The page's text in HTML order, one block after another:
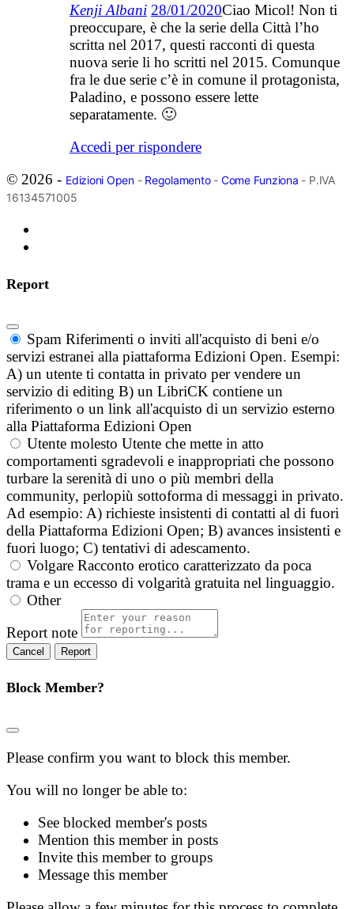
Kenji Albani 28/01/2020Ciao Micol! Non ti
preoccupare, è che la serie della Città l’ho
scritta nel 2017, questi racconti di questa
nuova serie li ho scritti nel 2015. Comunque
fra le due serie c’è in comune il protagonista,
Paladino, e possono essere lette
separatamente. 🙂
Accedi per rispondere
© 2026 - Edizioni Open- Regolamento- Come Funziona - P.IVA
16134571005
Report
Spam Riferimenti o inviti all'acquisto di beni e/o
servizi estranei alla piattaforma Edizioni Open. Esempi:
A) un utente ti contatta in privato per vendere un
servizio di editing B) un LibriCK contiene un
riferimento o un link all'acquisto di un servizio esterno
alla Piattaforma Edizioni Open
Utente molesto Utente che mette in atto
comportamenti sgradevoli e inappropriati che possono
turbare la serenità di uno o più membri della
community, perlopiù sottoforma di messaggi in privato.
Ad esempio: A) richieste insistenti di contatti al di fuori
della Piattaforma Edizioni Open; B) avances insistenti e
fuori luogo; C) tentativi di adescamento.
Volgare Racconto erotico caratterizzato da poca
trama e un eccesso di volgarità gratuita nel linguaggio.
Other
Report note
Report
Block Member?
Please confirm you want to block this member.
You will no longer be able to:
See blocked member's posts
Mention this member in posts
Invite this member to groups
Message this member